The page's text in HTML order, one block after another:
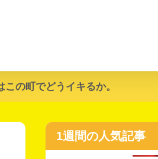
の町でどうイキるか。
1週間の人気記事